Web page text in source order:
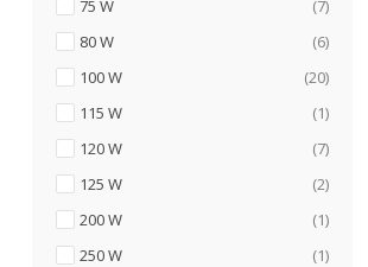
75 W
7
80 W
6articole
100 W
20articole
115 W
1articol
120 W
7articole
125 W
2articole
200 W
1articol
250 W
1articol